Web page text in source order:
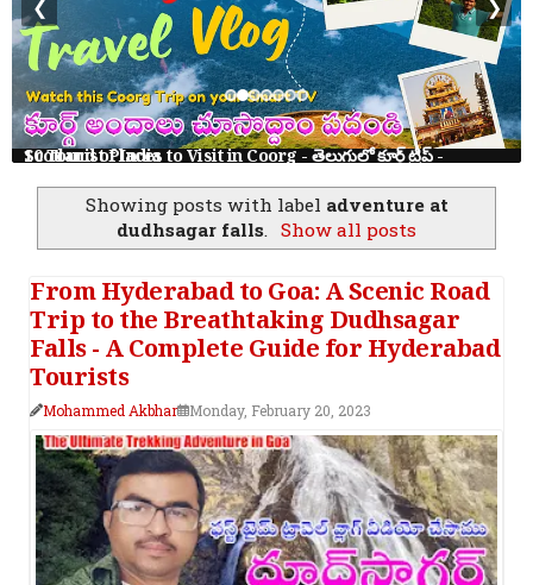
10 Tourist Places to Visit in Coorg - తెలుగులో కూర్గ్ ట్రిప్ - Scotland of India
❮ ❯
Showing posts with label adventure at
dudhsagar falls. Show all posts
From Hyderabad to Goa: A Scenic Road
Trip to the Breathtaking Dudhsagar
Falls - A Complete Guide for Hyderabad
Tourists
Mohammed Akbhar Monday, February 20, 2023